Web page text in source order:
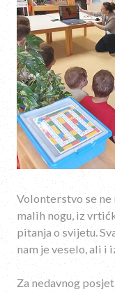
Volonterstvo se ne
malih nogu, iz
pitanja o svijetu.
nam je veselo, ali i
Za nedavnog